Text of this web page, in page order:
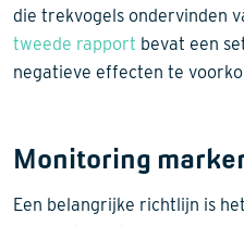
die trekvogels ondervinden
tweede rapport bevat een
negatieve effecten te
Monitoring
Een belangrijke richtlijn is